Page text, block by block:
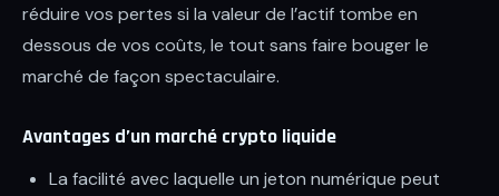
réduire vos pertes si la valeur de l’actif tombe en
dessous de vos coûts, le tout sans faire bouger le
marché de façon spectaculaire.
Avantages d’un marché crypto liquide
La facilité avec laquelle un jeton numérique peut